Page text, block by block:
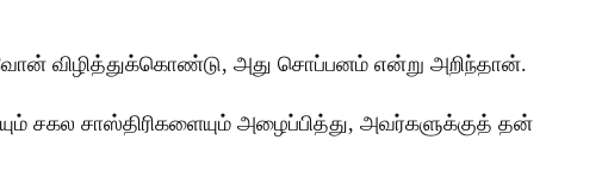
விழித்துக்கொண்டு, அது சொப்பனம் என்று அறிந்தான்.
சகல சாஸ்திரிகளையும் அழைப்பித்து, அவர்களுக்குத் தன்